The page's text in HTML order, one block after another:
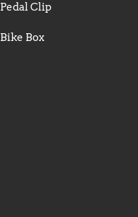
Pedal Clip
Bike Box